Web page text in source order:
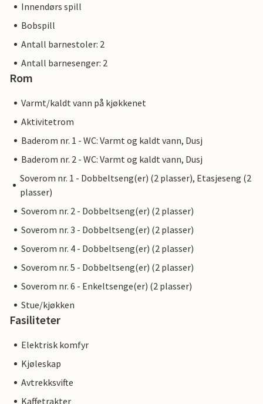
Innendørs spill
Bobspill
Antall barnestoler: 2
Antall barnesenger: 2
Rom
Varmt/kaldt vann på kjøkkenet
Aktivitetrom
Baderom nr. 1 - WC: Varmt og kaldt vann, Dusj
Baderom nr. 2 - WC: Varmt og kaldt vann, Dusj
Soverom nr. 1 - Dobbeltseng(er) (2 plasser), Etasjeseng (2
plasser)
Soverom nr. 2 - Dobbeltseng(er) (2 plasser)
Soverom nr. 3 - Dobbeltseng(er) (2 plasser)
Soverom nr. 4 - Dobbeltseng(er) (2 plasser)
Soverom nr. 5 - Dobbeltseng(er) (2 plasser)
Soverom nr. 6 - Enkeltsenge(er) (2 plasser)
Stue/kjøkken
Fasiliteter
Elektrisk komfyr
Kjøleskap
Avtrekksvifte
Kaffetrakter